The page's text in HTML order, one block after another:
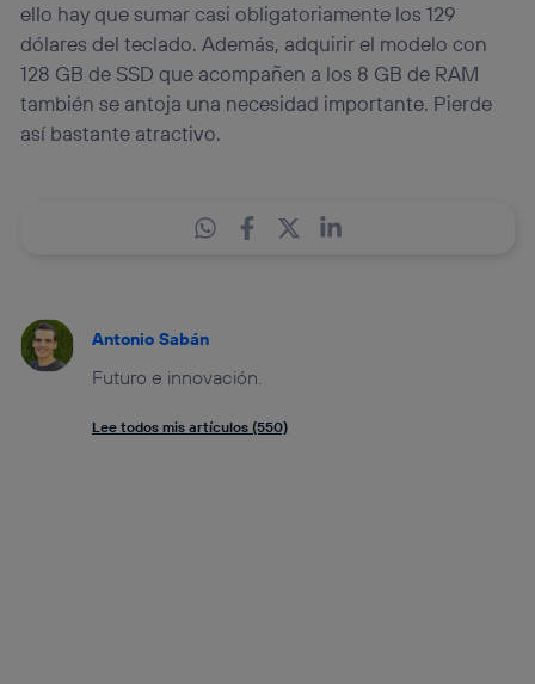
ello hay que sumar casi obligatoriamente los 129
dólares del teclado. Además, adquirir el modelo con
128 GB de SSD que acompañen a los 8 GB de RAM
también se antoja una necesidad importante. Pierde
así bastante atractivo.
Antonio Sabán
Futuro e innovación.
Lee todos mis artículos (550)